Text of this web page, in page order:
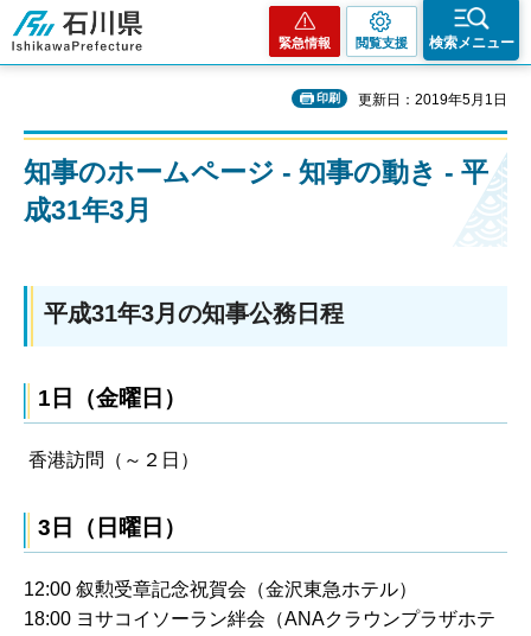
石川県
緊急情報 閲覧支援 検索メニュー
印刷 更新日：2019年5月1日
知事のホームページ - 知事の動き - 平
成31年3月
平成31年3月の知事公務日程
1日（金曜日）
香港訪問（～２日）
3日（日曜日）
12:00 叙勲受章記念祝賀会（金沢東急ホテル）
18:00 ヨサコイソーラン絆会（ANAクラウンプラザホテ